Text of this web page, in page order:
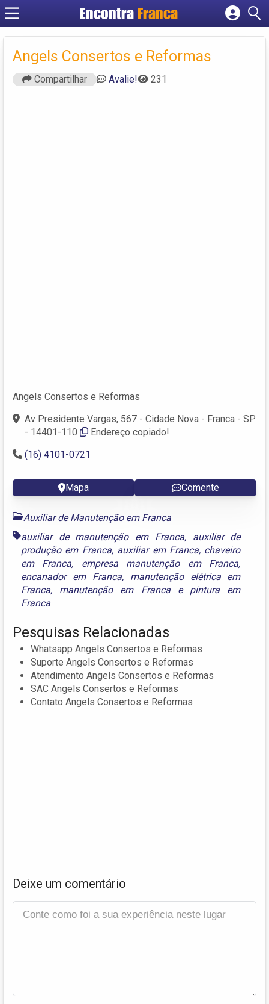
Encontra Franca
Cadastrar empresa
Fazer login
Criar conta
Angels Consertos e Reformas
Compartilhar Avalie! 231
Angels Consertos e Reformas
Av Presidente Vargas, 567 - Cidade Nova - Franca - SP
- 14401-110
Endereço copiado!
(16) 4101-0721
Mapa Comente
Auxiliar de Manutenção em Franca
auxiliar de manutenção em Franca, auxiliar de
produção em Franca, auxiliar em Franca, chaveiro
em Franca, empresa manutenção em Franca,
encanador em Franca, manutenção elétrica em
Franca, manutenção em Francae pintura em
Franca
Pesquisas Relacionadas
Whatsapp Angels Consertos e Reformas
Suporte Angels Consertos e Reformas
Atendimento Angels Consertos e Reformas
SAC Angels Consertos e Reformas
Contato Angels Consertos e Reformas
Deixe um comentário